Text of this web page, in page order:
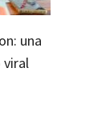
una
viral